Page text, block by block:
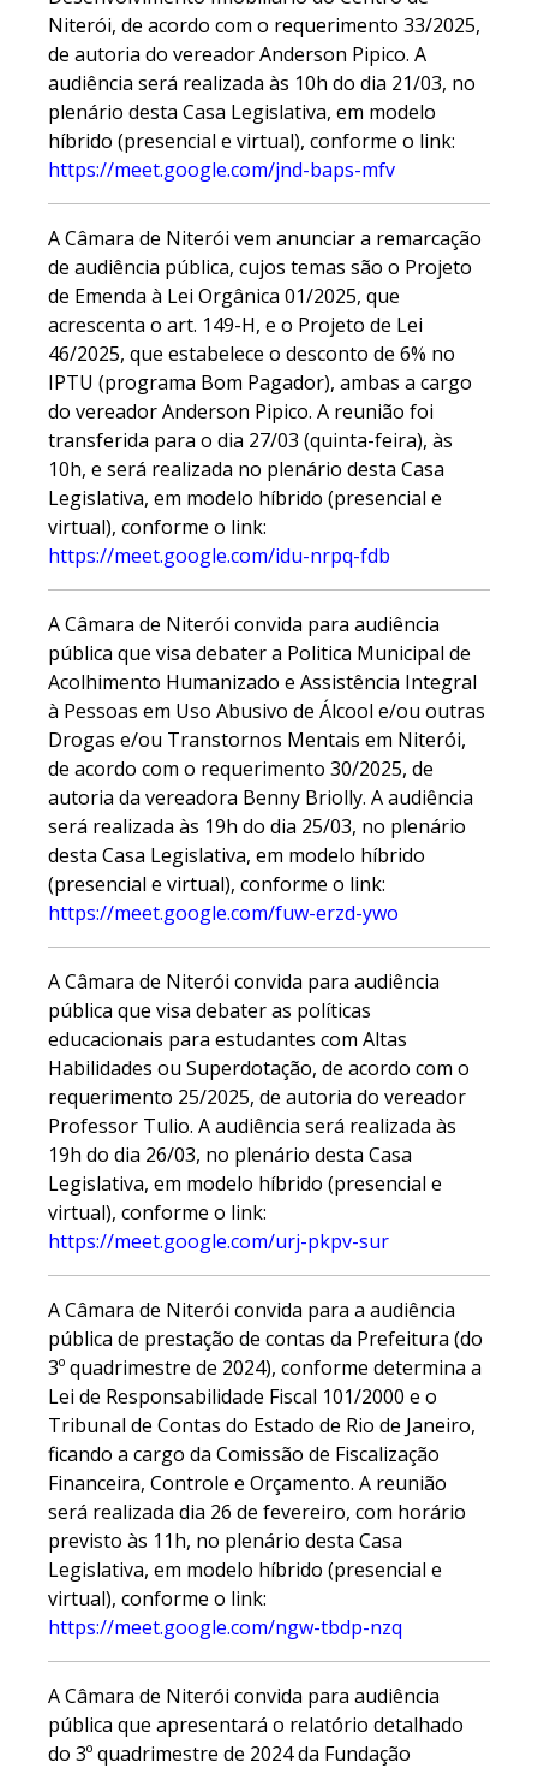
Niterói, de acordo com o requerimento 33/2025,
de autoria do vereador Anderson Pipico. A
audiência será realizada às 10h do dia 21/03, no
plenário desta Casa Legislativa, em modelo
híbrido (presencial e virtual), conforme o link:
https://meet.google.com/jnd-baps-mfv
A Câmara de Niterói vem anunciar a remarcação
de audiência pública, cujos temas são o Projeto
de Emenda à Lei Orgânica 01/2025, que
acrescenta o art. 149-H, e o Projeto de Lei
46/2025, que estabelece o desconto de 6% no
IPTU (programa Bom Pagador), ambas a cargo
do vereador Anderson Pipico. A reunião foi
transferida para o dia 27/03 (quinta-feira), às
10h, e será realizada no plenário desta Casa
Legislativa, em modelo híbrido (presencial e
virtual), conforme o link:
https://meet.google.com/idu-nrpq-fdb
A Câmara de Niterói convida para audiência
pública que visa debater a Politica Municipal de
Acolhimento Humanizado e Assistência Integral
à Pessoas em Uso Abusivo de Álcool e/ou outras
Drogas e/ou Transtornos Mentais em Niterói,
de acordo com o requerimento 30/2025, de
autoria da vereadora Benny Briolly. A audiência
será realizada às 19h do dia 25/03, no plenário
desta Casa Legislativa, em modelo híbrido
(presencial e virtual), conforme o link:
https://meet.google.com/fuw-erzd-ywo
A Câmara de Niterói convida para audiência
pública que visa debater as políticas
educacionais para estudantes com Altas
Habilidades ou Superdotação, de acordo com o
requerimento 25/2025, de autoria do vereador
Professor Tulio. A audiência será realizada às
19h do dia 26/03, no plenário desta Casa
Legislativa, em modelo híbrido (presencial e
virtual), conforme o link:
https://meet.google.com/urj-pkpv-sur
A Câmara de Niterói convida para a audiência
pública de prestação de contas da Prefeitura (do
3º quadrimestre de 2024), conforme determina a
Lei de Responsabilidade Fiscal 101/2000 e o
Tribunal de Contas do Estado de Rio de Janeiro,
ficando a cargo da Comissão de Fiscalização
Financeira, Controle e Orçamento. A reunião
será realizada dia 26 de fevereiro, com horário
previsto às 11h, no plenário desta Casa
Legislativa, em modelo híbrido (presencial e
virtual), conforme o link:
https://meet.google.com/ngw-tbdp-nzq
A Câmara de Niterói convida para audiência
pública que apresentará o relatório detalhado
do 3º quadrimestre de 2024 da Fundação